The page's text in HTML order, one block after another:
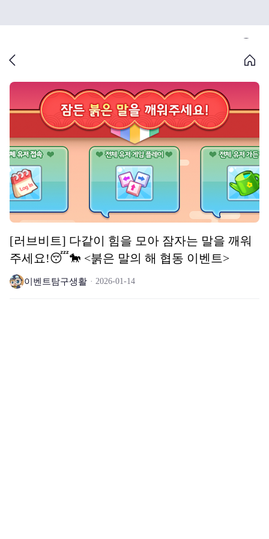
[러브비트] 다같이 힘을 모아 잠자는 말을 깨워
주세요!😴🐎 <붉은 말의 해 협동 이벤트>
이벤트탐구생활 2026-01-14